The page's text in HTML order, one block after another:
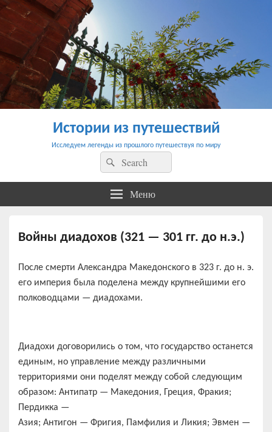
Истории из путешествий
Исследуем легенды из прошлого путешествуя по миру
Найти:Поиск
Меню
Войны диадохов (321 — 301 гг. до н.э.)
После смерти Александра Македонского в 323 г. до н. э.
его империя была поделена между крупнейшими его
полководцами — диадохами.
Диадохи договорились о том, что государство останется
единым, но управление между различными
территориями они поделят между собой следующим
образом: Антипатр — Македония, Греция, Фракия;
Пердикка —
Азия; Антигон — Фригия, Памфилия и Ликия; Эвмен —